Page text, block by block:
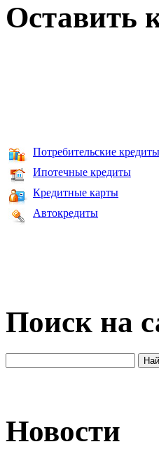
Оставить
Потребительские кредиты
Ипотечные кредиты
Кредитные карты
Автокредиты
Поиск на
Новости